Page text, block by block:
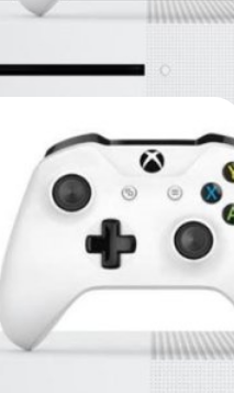
งขาย XboxOne S
ง
งขาย XBoxOne S แล้ว